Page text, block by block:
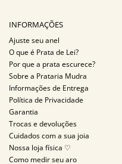
INFORMAÇÕES
Ajuste seu anel
O que é Prata de Lei?
Por que a prata escurece?
Sobre a Prataria Mudra
Informações de Entrega
Política de Privacidade
Garantia
Trocas e devoluções
Cuidados com a sua joia
Nossa loja física ♡
Como medir seu aro